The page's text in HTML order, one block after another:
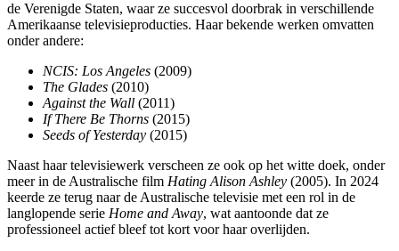
de Verenigde Staten, waar ze succesvol doorbrak in verschillende
Amerikaanse televisieproducties. Haar bekende werken omvatten
onder andere:
NCIS: Los Angeles (2009)
The Glades (2010)
Against the Wall (2011)
If There Be Thorns (2015)
Seeds of Yesterday (2015)
Naast haar televisiewerk verscheen ze ook op het witte doek, onder
meer in de Australische film Hating Alison Ashley (2005). In 2024
keerde ze terug naar de Australische televisie met een rol in de
langlopende serie Home and Away, wat aantoonde dat ze
professioneel actief bleef tot kort voor haar overlijden.